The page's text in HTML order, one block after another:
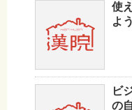
使
よ
ビ
の